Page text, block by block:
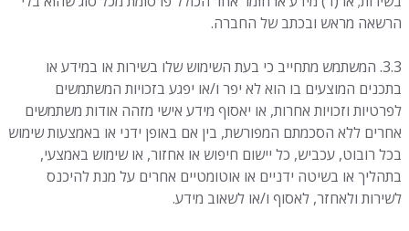
הרשאה מראש ובכתב של החברה.
3.3. המשתמש מתחייב כי בעת השימוש שלו בשירות או במידע או
בתכנים המוצעים בו הוא לא יפר ו/או יפגע בזכויות המשתמשים
לפרטיות וזכויות אחרות, או יאסוף מידע אישי מזהה אודות משתמשים
אחרים ללא הסכמתם המפורשת, בין אם באופן ידני או באמצעות שימוש
בכל רובוט, עכביש, כל יישום חיפוש או אחזור, או שימוש באמצעי,
בתהליך או בשיטה ידניים או אוטומטיים אחרים על מנת להיכנס
לשירות ולאחזר, לאסוף ו/או לשאוב מידע.